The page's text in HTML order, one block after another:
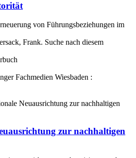
von Führungsbeziehungen im
Frank. Suche nach diesem
Fachmedien Wiesbaden :
zur nachhaltigen